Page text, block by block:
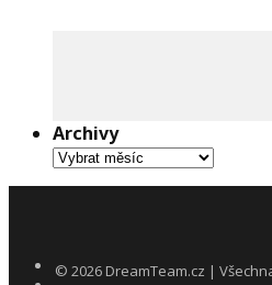
Archivy
Archivy
© 2026 DreamTeam.cz |